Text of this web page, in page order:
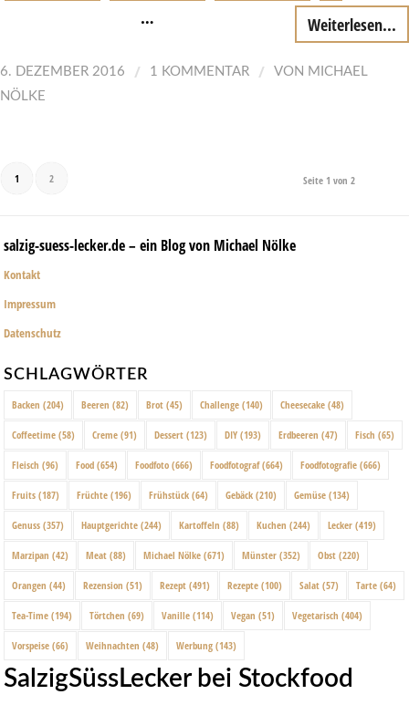
… Weiterlesen...
6. DEZEMBER 2016 / 1 KOMMENTAR / VON MICHAEL
NÖLKE
Seite 1 von 2
1 2
salzig-suess-lecker.de – ein Blog von Michael Nölke
Kontakt
Impressum
Datenschutz
SCHLAGWÖRTER
Backen (204) Beeren (82) Brot (45) Challenge (140) Cheesecake (48)
Coffeetime (58) Creme (91) Dessert (123) DIY (193) Erdbeeren (47) Fisch (65)
Fleisch (96) Food (654) Foodfoto (666) Foodfotograf(664) Foodfotografie (666)
Fruits (187) Früchte (196) Frühstück (64) Gebäck (210) Gemüse (134)
Genuss (357) Hauptgerichte (244) Kartoffeln (88) Kuchen (244) Lecker (419)
Marzipan (42) Meat (88) Michael Nölke (671) Münster (352) Obst (220)
Orangen (44) Rezension (51) Rezept (491) Rezepte (100) Salat (57) Tarte (64)
Tea-Time (194) Törtchen (69) Vanille (114) Vegan (51) Vegetarisch (404)
Vorspeise (66) Weihnachten (48) Werbung (143)
SalzigSüssLecker bei Stockfood